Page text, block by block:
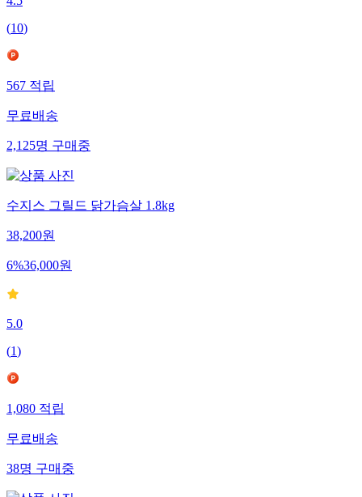
4.5
(10)
567적립
무료배송
2,125명구매중
수지스 그릴드 닭가슴살 1.8kg
38,200원
6%36,000원
5.0
(1)
1,080적립
무료배송
38명구매중